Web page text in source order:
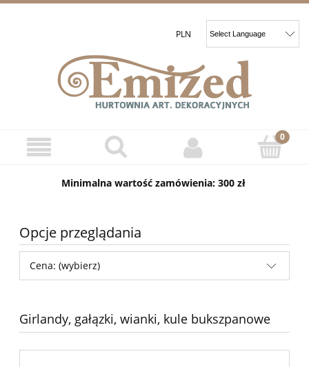
Minimalna wartość zamówienia: 300 zł
Opcje przeglądania
Cena: (wybierz)
Girlandy, gałązki, wianki, kule bukszpanowe